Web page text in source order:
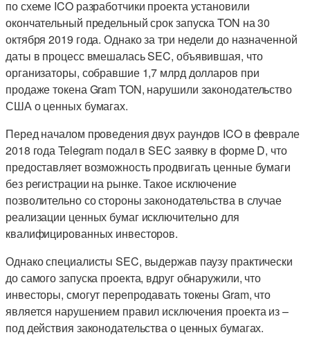
по схеме ICO разработчики проекта установили
окончательный предельный срок запуска TON на 30
октября 2019 года. Однако за три недели до назначенной
даты в процесс вмешалась SEC, объявившая, что
организаторы, собравшие 1,7 млрд долларов при
продаже токена Gram TON, нарушили законодательство
США о ценных бумагах.
Перед началом проведения двух раундов ICO в феврале
2018 года Telegram подал в SEC заявку в форме D, что
предоставляет возможность продвигать ценные бумаги
без регистрации на рынке. Такое исключение
позволительно со стороны законодательства в случае
реализации ценных бумаг исключительно для
квалифицированных инвесторов.
Однако специалисты SEC, выдержав паузу практически
до самого запуска проекта, вдруг обнаружили, что
инвесторы, смогут перепродавать токены Gram, что
является нарушением правил исключения проекта из –
под действия законодательства о ценных бумагах.